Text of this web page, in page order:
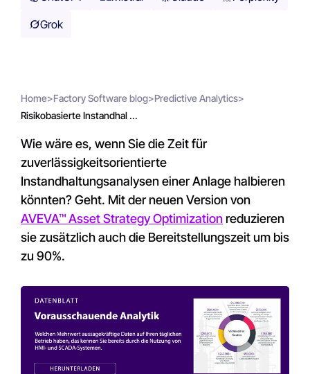
Grok
Home>Factory Software blog>Predictive Analytics>
Risikobasierte Instandhal ...
Wie wäre es, wenn Sie die Zeit für
zuverlässigkeitsorientierte
Instandhaltungsanalysen einer Anlage halbieren
könnten? Geht. Mit der neuen Version von
AVEVA™ Asset Strategy Optimization reduzieren
sie zusätzlich auch die Bereitstellungszeit um bis
zu 90%.